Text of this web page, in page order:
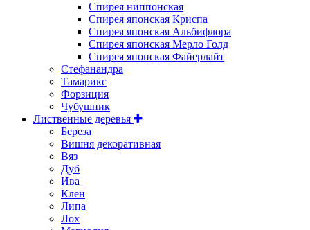
Спирея ниппонская
Спирея японская Криспа
Спирея японская Альбифлора
Спирея японская Мерло Голд
Спирея японская Файерлайт
Стефанандра
Тамарикс
Форзиция
Чубушник
Лиственные деревья
Береза
Вишня декоративная
Вяз
Дуб
Ива
Клен
Липа
Лох